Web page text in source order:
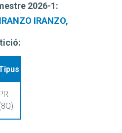
2026-1:
IRANZO IRANZO,